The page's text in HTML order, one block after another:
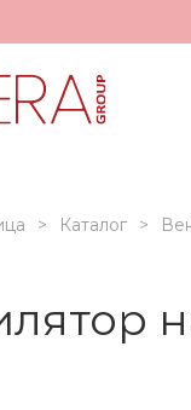
Каталог